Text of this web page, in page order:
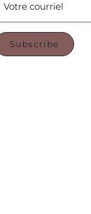
Votre courriel
Subscribe